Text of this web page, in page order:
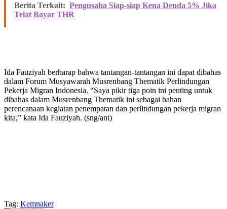
Berita Terkait: Pengusaha Siap-siap Kena Denda 5% Jika
Telat Bayar THR
Ida Fauziyah berharap bahwa tantangan-tantangan ini dapat dibahas
dalam Forum Musyawarah Musrenbang Thematik Perlindungan
Pekerja Migran Indonesia. “Saya pikir tiga poin ini penting untuk
dibahas dalam Musrenbang Thematik ini sebagai bahan
perencanaan kegiatan penempatan dan perlindungan pekerja migran
kita,” kata Ida Fauziyah. (sng/ant)
Tag: Kemnaker